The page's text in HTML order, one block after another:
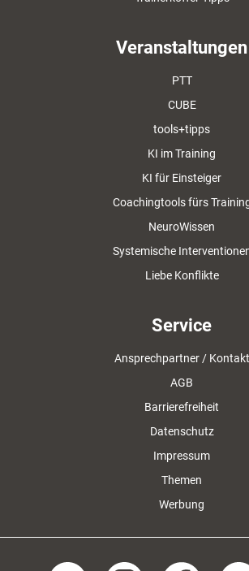
Veranstaltungen
PTT
CUBE
tools+tipps
KI im Training
KI für Einsteiger
Coachingtools fürs
NeuroWissen
Systemische
Liebe Konflikte
Service
Ansprechpartner / Kontakt
AGB
Barrierefreiheit
Datenschutz
Impressum
Themen
Werbung